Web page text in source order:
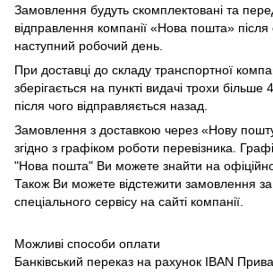
Замовлення будуть скомплектовані та
відправлення компанії «Нова пошта»
наступний робочий день.
При доставці до складу транспортної
зберігається на пункті видачі трохи більше
після чого відправляється назад.
Замовлення з доставкою через «Нову
згідно з графіком роботи перевізника.
"Нова пошта" Ви можете знайти на
Також Ви можете відстежити замовлення
спеціального сервісу на сайті компанії.
Можливі способи оплати
Банківський переказ на рахунок IBAN